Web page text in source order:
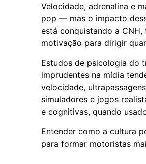
Velocidade, adrenalina e
pop — mas o impacto
está conquistando a
motivação para dirigir
Estudos de psicologia do
imprudentes na mídia
velocidade,
simuladores e jogos
e cognitivas, quando
Entender como a cultura
para formar motoristas